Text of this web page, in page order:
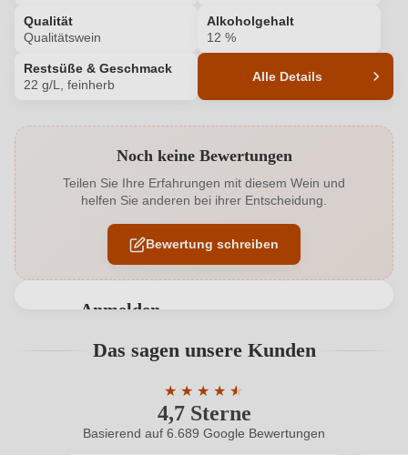
Qualität
Qualitätswein
Alkoholgehalt
12 %
Restsüße & Geschmack
22 g/L, feinherb
Alle Details
Alkoholgehalt in % 12 %
Allergene Enthält Sulfite
Ausbau Edelstahltank
Weingut Andrea Mann, Häfnergasse 9, 55283
Nierstein, Deutschland
Noch keine Bewertungen
Teilen Sie Ihre Erfahrungen mit diesem Wein und
helfen Sie anderen bei ihrer Entscheidung.
Bewertung schreiben
Anmelden
Benutzern abgegeben werden. Bitte loggen Sie sich
Neuer Kunde? Neuer Kunde?
Das sagen unsere Kunden
4,7 Sterne
★ ★ ★ ★ ★
★
Durchschnittliche Bewertung von 4.7
Basierend auf 6.689 Google Bewertungen